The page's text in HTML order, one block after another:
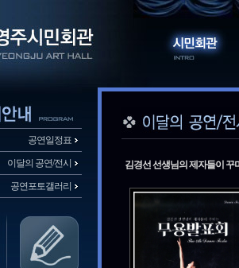
공연일정표
이달의 공연/전시
공연포토갤러리
김경선 선생님의 제자들이 꾸